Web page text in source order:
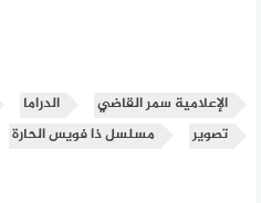
الإعلامية سمر القاضي الدراما
تصوير
مسلسل ذا فويس الحارة